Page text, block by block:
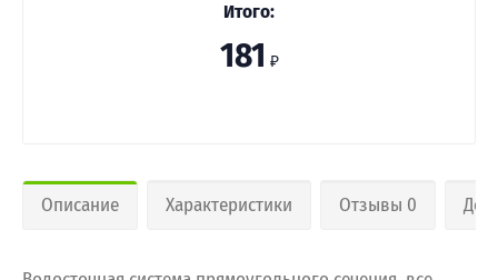
Итого:
181 ₽
Описание Характеристики Отзывы 0